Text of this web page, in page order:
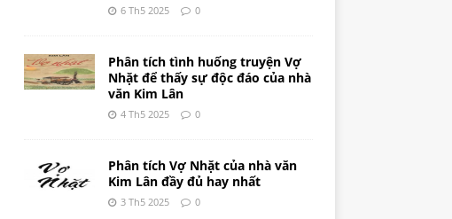
6 Th5 2025 0
Phân tích tình huống truyện Vợ
Nhặt để thấy sự độc đáo của nhà
văn Kim Lân
4 Th5 2025 0
Phân tích Vợ Nhặt của nhà văn
Kim Lân đầy đủ hay nhất
3 Th5 2025 0